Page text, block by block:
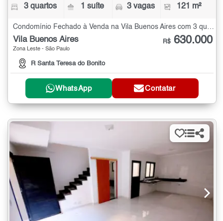
3 quartos 1 suíte 3 vagas 121 m²
Condomínio Fechado à Venda na Vila Buenos Aires com 3 quartos - 121 m²
Vila Buenos Aires
Zona Leste - São Paulo
R Santa Teresa do Bonito
R$ 630.000
WhatsApp Contatar